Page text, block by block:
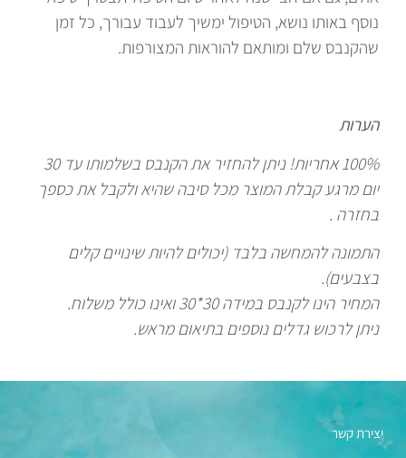
נוסף באותו נושא, הטיפול ימשיך לעבוד עבורך, כל זמן
שהקנבס שלם ומותאם להוראות המצורפות.
הערות
100% אחריות! ניתן להחזיר את הקנבס בשלמותו עד 30
יום מרגע קבלת המוצר מכל סיבה שהיא ולקבל את כספך
בחזרה .
התמונה להמחשה בלבד (יכולים להיות שינויים קלים
בצבעים).
המחיר הינו לקנבס במידה 30*30 ואינו כולל משלוח.
ניתן לרכוש גדלים נוספים בתיאום מראש.
יצירת קשר